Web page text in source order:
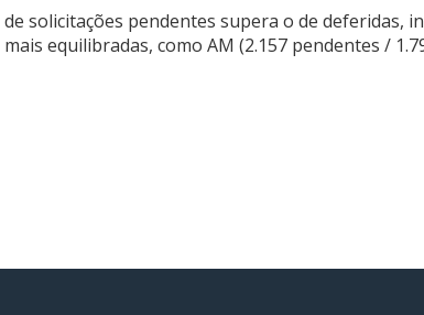
solicitações pendentes supera o de deferidas,
equilibradas, como AM (2.157 pendentes /